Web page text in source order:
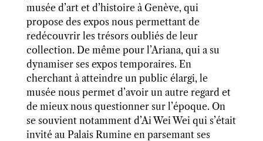
musée d’art et d’histoire à Genève, qui
propose des expos nous permettant de
redécouvrir les trésors oubliés de leur
collection. De même pour l’Ariana, qui a su
dynamiser ses expos temporaires. En
cherchant à atteindre un public élargi, le
musée nous permet d’avoir un autre regard et
de mieux nous questionner sur l’époque. On
se souvient notamment d’Ai Wei Wei qui s’était
invité au Palais Rumine en parsemant ses